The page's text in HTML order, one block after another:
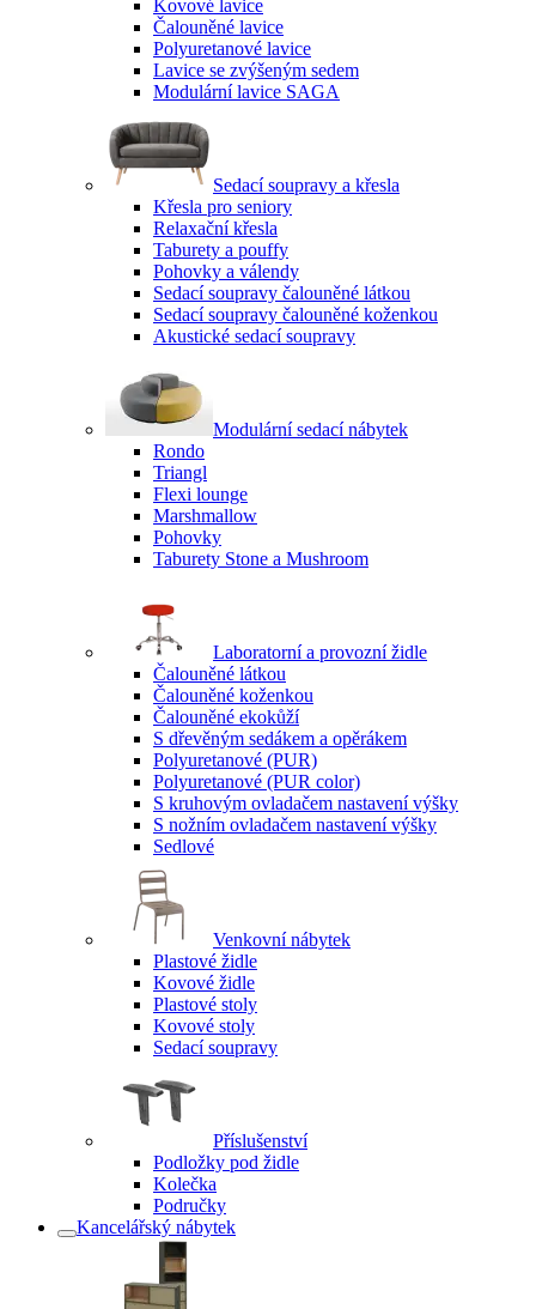
Kovové lavice
Čalouněné lavice
Polyuretanové lavice
Lavice se zvýšeným sedem
Modulární lavice SAGA
Sedací soupravy a křesla
Křesla pro seniory
Relaxační křesla
Taburety a pouffy
Pohovky a válendy
Sedací soupravy čalouněné látkou
Sedací soupravy čalouněné koženkou
Akustické sedací soupravy
Modulární sedací nábytek
Rondo
Triangl
Flexi lounge
Marshmallow
Pohovky
Taburety Stone a Mushroom
Laboratorní a provozní židle
Čalouněné látkou
Čalouněné koženkou
Čalouněné ekokůží
S dřevěným sedákem a opěrákem
Polyuretanové (PUR)
Polyuretanové (PUR color)
S kruhovým ovladačem nastavení výšky
S nožním ovladačem nastavení výšky
Sedlové
Venkovní nábytek
Plastové židle
Kovové židle
Plastové stoly
Kovové stoly
Sedací soupravy
Příslušenství
Podložky pod židle
Kolečka
Područky
Kancelářský nábytek